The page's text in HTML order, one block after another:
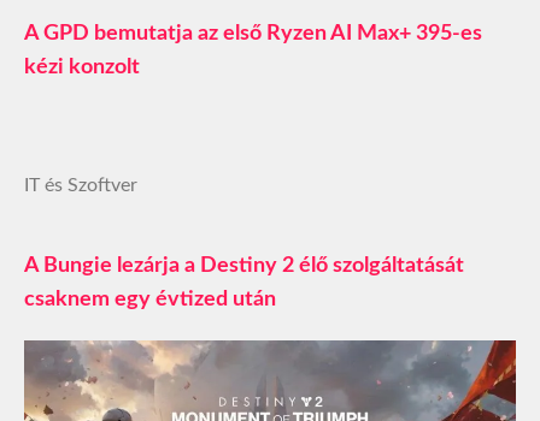
A GPD bemutatja az első Ryzen AI Max+ 395-es
kézi konzolt
IT és Szoftver
A Bungie lezárja a Destiny 2 élő szolgáltatását
csaknem egy évtized után